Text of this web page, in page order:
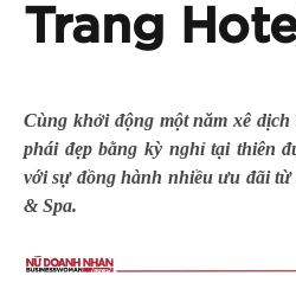
Trang
Cùng khởi động một năm xê
phái đẹp bằng kỳ nghỉ tại thiên
với sự đồng hành nhiều ưu đãi
& Spa.